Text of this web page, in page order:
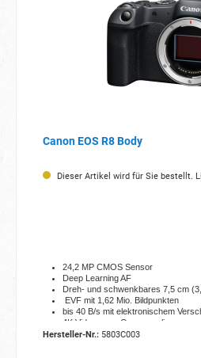
Canon EOS R8 Body
Dieser Artikel wird für Sie bestellt.
24,2 MP CMOS Sensor
Deep Learning AF
Dreh- und schwenkbares 7,5 cm
EVF mit 1,62 Mio. Bildpunkten
bis 40 B/s mit elektronischem
4K Videos aus Oversampling
WLAN, Bluetooth, USB,
Hersteller-Nr.:5803C003